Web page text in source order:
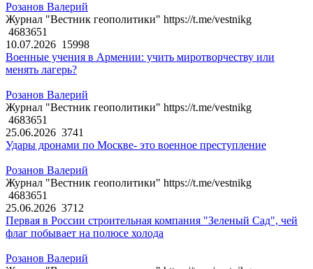
Розанов Валерий
Журнал "Вестник геополитики" https://t.me/vestnikg
4683651
10.07.2026 15998
Военные учения в Армении: учить миротворчеству или
менять лагерь?
Розанов Валерий
Журнал "Вестник геополитики" https://t.me/vestnikg
4683651
25.06.2026 3741
Удары дронами по Москве- это военное преступление
Розанов Валерий
Журнал "Вестник геополитики" https://t.me/vestnikg
4683651
25.06.2026 3712
Первая в России строительная компания "Зеленый Сад", чей
флаг побывает на полюсе холода
Розанов Валерий